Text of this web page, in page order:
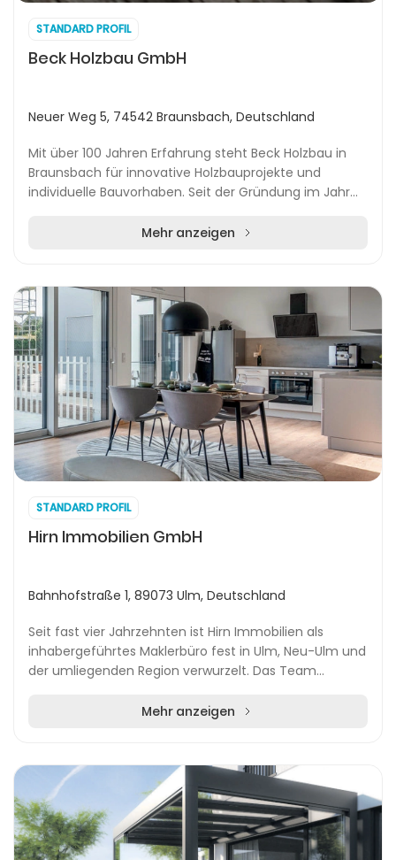
STANDARD PROFIL
Beck Holzbau GmbH
Neuer Weg 5, 74542 Braunsbach, Deutschland
Mit über 100 Jahren Erfahrung steht Beck Holzbau in
Braunsbach für innovative Holzbauprojekte und
individuelle Bauvorhaben. Seit der Gründung im Jahr
Mehr anzeigen
STANDARD PROFIL
Hirn Immobilien GmbH
Bahnhofstraße 1, 89073 Ulm, Deutschland
Seit fast vier Jahrzehnten ist Hirn Immobilien als
inhabergeführtes Maklerbüro fest in Ulm, Neu-Ulm und
der umliegenden Region verwurzelt. Das Team
Mehr anzeigen